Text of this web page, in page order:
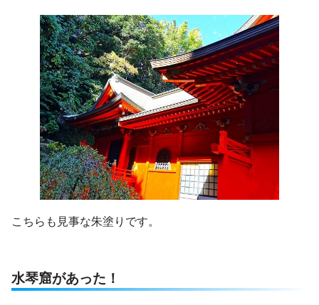
こちらも見事な朱塗りです。
水琴窟があった！